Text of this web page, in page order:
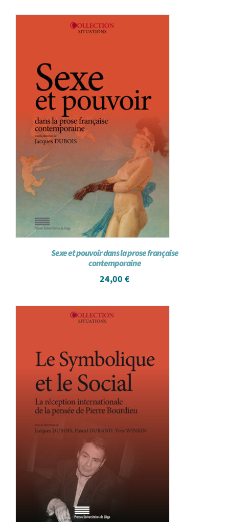
Sexe et pouvoir dans la prose française
contemporaine
24,00 €